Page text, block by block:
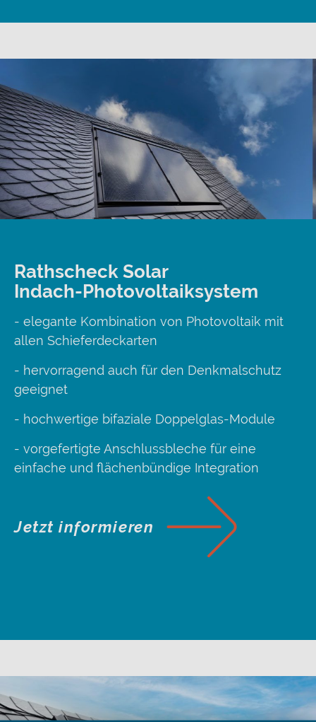
Rathscheck Solar
Indach-Photovoltaiksystem
- elegante Kombination von Photovoltaik mit
allen Schieferdeckarten
- hervorragend auch für den Denkmalschutz
geeignet
- hochwertige bifaziale Doppelglas-Module
- vorgefertigte Anschlussbleche für eine
einfache und flächenbündige Integration
Jetzt informieren